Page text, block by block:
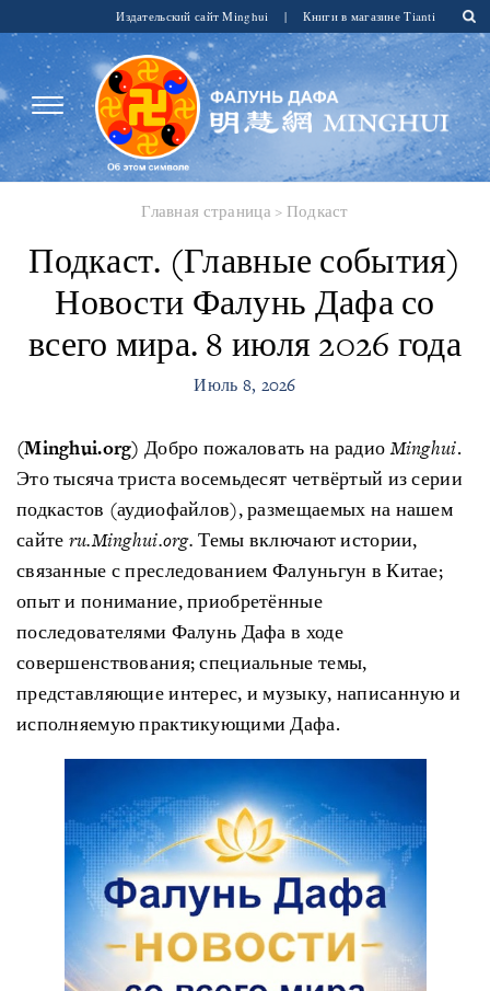
Издательский сайт Minghui | Книги в магазине Tianti
Главная страница > Подкаст
Подкаст. (Главные события)
Новости Фалунь Дафа со
всего мира. 8 июля 2026 года
Июль 8, 2026
(Minghui.org) Добро пожаловать на радиоMinghui.
Это тысяча триста восемьдесят четвёртый из серии
подкастов (аудиофайлов), размещаемых на нашем
сайте ru.Minghui.org. Темы включают истории,
связанные с преследованием Фалуньгун в Китае;
опыт и понимание, приобретённые
последователями Фалунь Дафа в ходе
совершенствования; специальные темы,
представляющие интерес, и музыку, написанную и
исполняемую практикующими Дафа.